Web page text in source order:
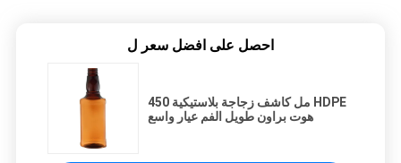
احصل على افضل سعر ل
450 مل كاشف زجاجة بلاستيكية HDPE
هوت براون طويل الفم عيار واسع